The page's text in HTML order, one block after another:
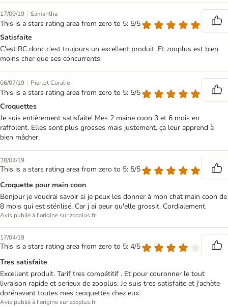
17/09/19 | Samantha
This is a stars rating area from zero to 5: 5/5
Satisfaite
C'est RC donc c'est toujours un excellent produit. Et zooplus est bien
moins cher que ses concurrents
06/07/19 | Pierlot Coralie
This is a stars rating area from zero to 5: 5/5
Croquettes
Je suis entièrement satisfaite! Mes 2 maine coon 3 et 6 mois en
raffolent. Elles sont plus grosses mais justement, ça leur apprend à
bien mâcher.
28/04/19
This is a stars rating area from zero to 5: 5/5
Croquette pour main coon
Bonjour je voudrai savoir si je peux les donner à mon chat main coon de
8 mois qui est stérilisé. Car j ai peur qu'elle grossit. Cordialement.
Avis publié à l'origine sur zooplus.fr
17/04/19
This is a stars rating area from zero to 5: 4/5
Tres satisfaite
Excellent produit. Tarif tres compétitif . Et pour couronner le tout
livraison rapide et serieux de zooplus. Je suis tres satisfaite et j'achète
dorénavant toutes mes ceoquettes chez eux.
Avis publié à l'origine sur zooplus.fr